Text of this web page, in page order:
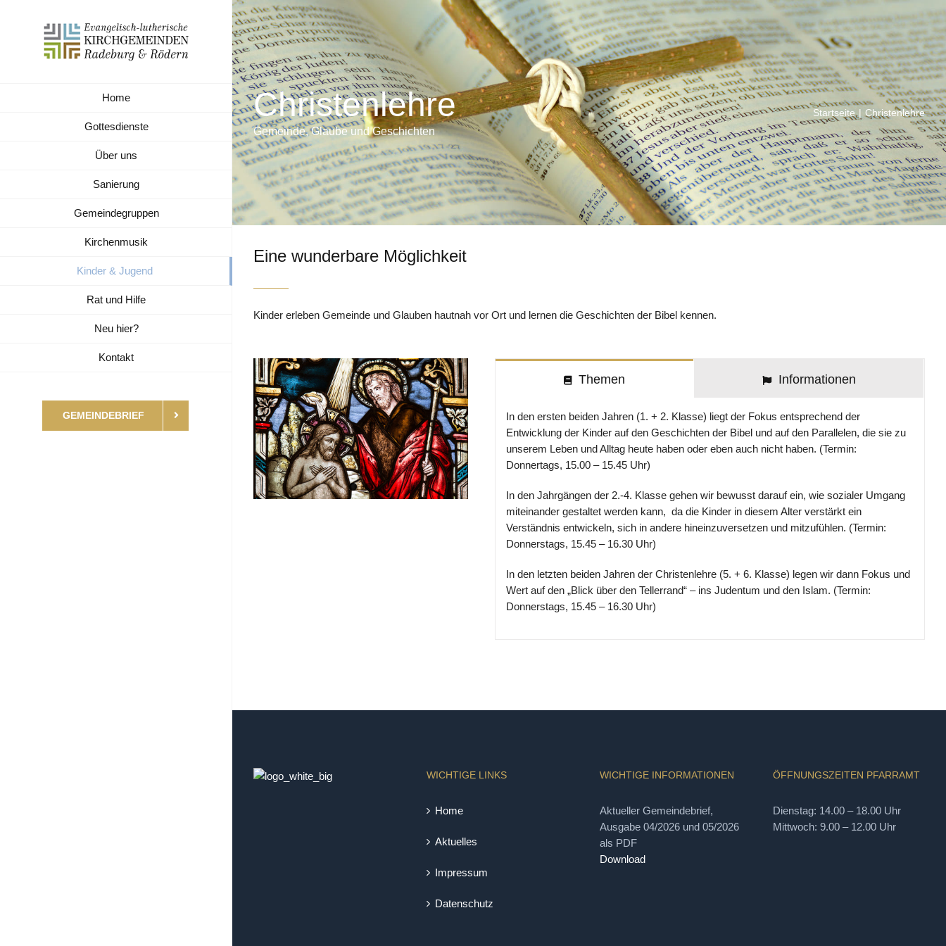
Home
Gottesdienste
Über uns
Sanierung
Gemeindegruppen
Kirchenmusik
Kinder & Jugend
Rat und Hilfe
Neu hier?
Kontakt
GEMEINDEBRIEF
Christenlehre
Gemeinde, Glaube und Geschichten
Startseite | Christenlehre
Eine wunderbare Möglichkeit
Kinder erleben Gemeinde und Glauben hautnah vor Ort und lernen die Geschichten der Bibel kennen.
Themen Informationen
In den ersten beiden Jahren (1. + 2. Klasse) liegt der Fokus entsprechend der
Entwicklung der Kinder auf den Geschichten der Bibel und auf den Parallelen, die sie zu
unserem Leben und Alltag heute haben oder eben auch nicht haben. (Termin:
Donnertags, 15.00 – 15.45 Uhr)
In den Jahrgängen der 2.-4. Klasse gehen wir bewusst darauf ein, wie sozialer Umgang
miteinander gestaltet werden kann, da die Kinder in diesem Alter verstärkt ein
Verständnis entwickeln, sich in andere hineinzuversetzen und mitzufühlen. (Termin:
Donnerstags, 15.45 – 16.30 Uhr)
In den letzten beiden Jahren der Christenlehre (5. + 6. Klasse) legen wir dann Fokus und
Wert auf den „Blick über den Tellerrand“ – ins Judentum und den Islam. (Termin:
Donnerstags, 15.45 – 16.30 Uhr)
WICHTIGE LINKS
Home
Aktuelles
Impressum
Datenschutz
WICHTIGE INFORMATIONEN
Aktueller Gemeindebrief,
Ausgabe 04/2026 und 05/2026
als PDF
Download
ÖFFNUNGSZEITEN PFARRAMT
Dienstag: 14.00 – 18.00 Uhr
Mittwoch: 9.00 – 12.00 Uhr